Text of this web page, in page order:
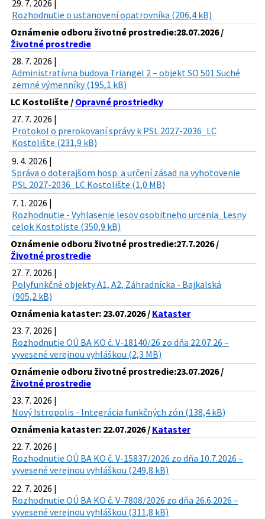
29. 7. 2026 |
Rozhodnutie o ustanovení opatrovníka (206,4 kB)
Oznámenie odboru životné prostredie:28.07.2026 /
Životné prostredie
28. 7. 2026 |
Administratívna budova Triangel 2 – objekt SO 501 Suché
zemné výmenníky (195,1 kB)
LC Kostolište / Opravné prostriedky
27. 7. 2026 |
Protokol o prerokovaní správy k PSL 2027-2036_LC
Kostolište (231,9 kB)
9. 4. 2026 |
Správa o doterajšom hosp. a určení zásad na vyhotovenie
PSL 2027-2036_LC Kostolište (1,0 MB)
7. 1. 2026 |
Rozhodnutie - Vyhlasenie lesov osobitneho urcenia_Lesny
celok Kostoliste (350,9 kB)
Oznámenie odboru životné prostredie:27.7.2026 /
Životné prostredie
27. 7. 2026 |
Polyfunkčné objekty A1, A2, Záhradnícka - Bajkalská
(905,2 kB)
Oznámenia kataster: 23.07.2026 / Kataster
23. 7. 2026 |
Rozhodnutie OÚ BA KO č. V-18140/26 zo dňa 22.07.26 –
vyvesené verejnou vyhláškou (2,3 MB)
Oznámenie odboru životné prostredie:23.07.2026 /
Životné prostredie
23. 7. 2026 |
Nový Istropolis - Integrácia funkčných zón (138,4 kB)
Oznámenia kataster: 22.07.2026 / Kataster
22. 7. 2026 |
Rozhodnutie OÚ BA KO č. V-15837/2026 zo dňa 10.7.2026 –
vyvesené verejnou vyhláškou (249,8 kB)
22. 7. 2026 |
Rozhodnutie OÚ BA KO č. V-7808/2026 zo dňa 26.6.2026 –
vyvesené verejnou vyhláškou (311,8 kB)